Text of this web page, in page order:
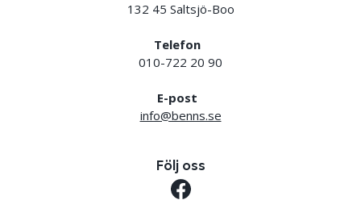
132 45 Saltsjö-Boo
Telefon
010-722 20 90
E-post
info@benns.se
Följ oss